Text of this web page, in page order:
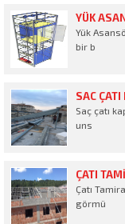
YÜK
Yük
bir b
SAC
Saç çatı
uns
ÇATI
Çatı
görmü